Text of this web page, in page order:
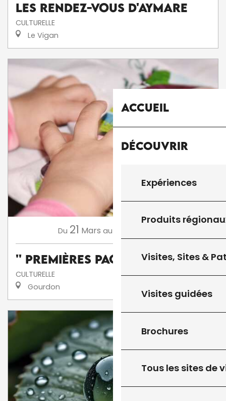
Accueil
Découvrir
Expériences
Produits
Visites, Sites &
Visites guidées
Brochures
Tous les sites de
Les Rendez-Vous d'Aymare
CULTURELLE
Le Vigan
Du 21 Mars au
'' Premières Pages ''
CULTURELLE
Gourdon